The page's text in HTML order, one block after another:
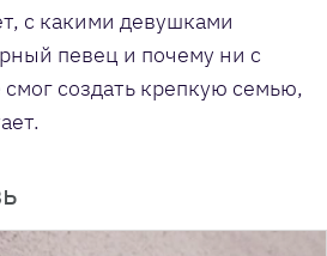
с какими девушками
певец и почему ни с
создать крепкую семью,